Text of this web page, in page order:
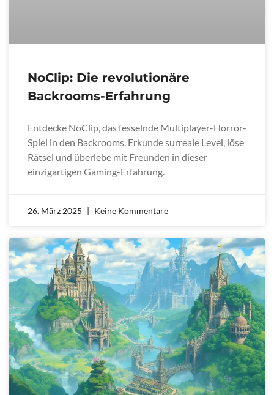
NoClip: Die revolutionäre
Backrooms-Erfahrung
Entdecke NoClip, das fesselnde Multiplayer-Horror-
Spiel in den Backrooms. Erkunde surreale Level, löse
Rätsel und überlebe mit Freunden in dieser
einzigartigen Gaming-Erfahrung.
26. März 2025 Keine Kommentare